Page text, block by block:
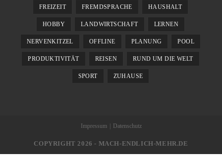
FREIZEIT FREMDSPRACHE HAUSHALT
HOBBY LANDWIRTSCHAFT LERNEN
NERVENKITZEL OFFLINE PLANUNG POOL
PRODUKTIVITÄT REISEN RUND UM DIE WELT
SPORT ZUHAUSE
Impressum Datenschutz
COPYRIGHT 2026 - MACH-ENDLICH-MEHR.DE